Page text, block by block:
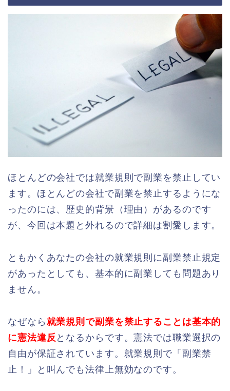
ほとんどの会社では就業規則で副業を禁止してい
ます。ほとんどの会社で副業を禁止するようにな
ったのには、歴史的背景（理由）があるのです
が、今回は本題と外れるので詳細は割愛します。
ともかくあなたの会社の就業規則に副業禁止規定
があったとしても、基本的に副業しても問題あり
ません。
なぜなら 就業規則で副業を禁止することは基本的
に憲法違反 となるからです。憲法では職業選択の
自由が保証されています。就業規則で「副業禁
止！」と叫んでも法律上無効なのです。